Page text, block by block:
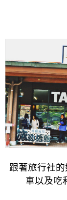
跟著旅行社
車以及吃